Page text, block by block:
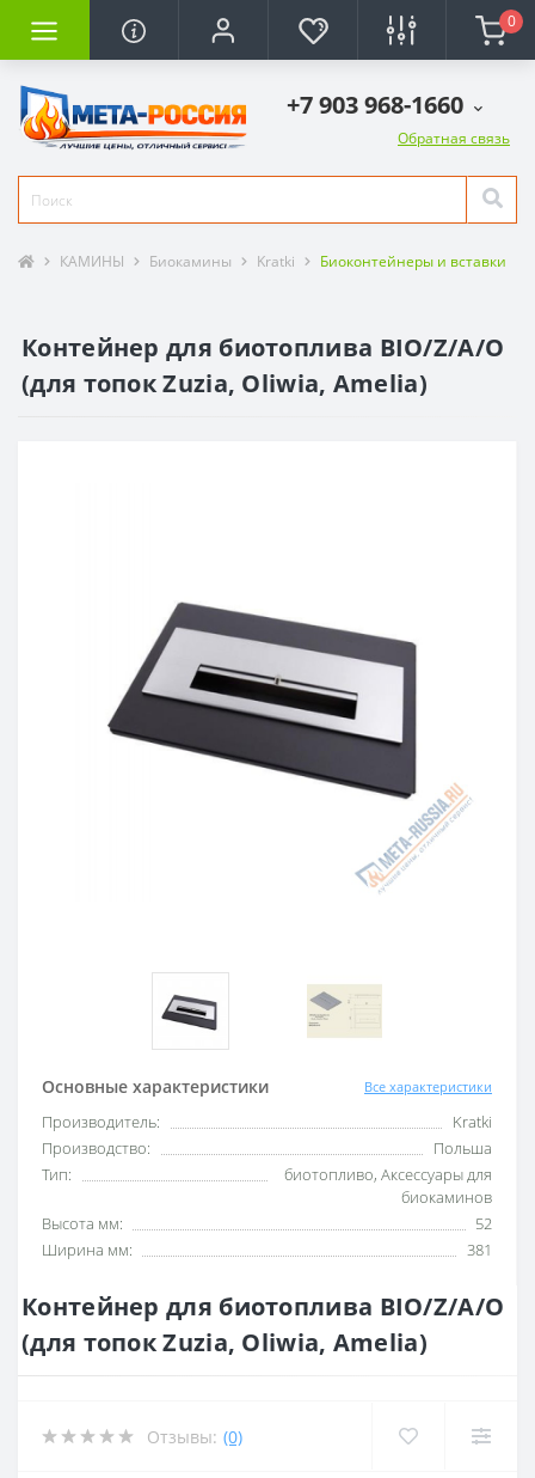
0
+7 903 968-1660
Обратная связь
КАМИНЫ Биокамины Kratki Биоконтейнеры и вставки
Контейнер для биотоплива BIO/Z/A/O
(для топок Zuzia, Oliwia, Amelia)
Основные характеристики Все характеристики
Производитель:
Kratki
Производство:
Польша
Тип:
биотопливо, Аксессуары для
биокаминов
Высота мм:
52
Ширина мм:
381
Контейнер для биотоплива BIO/Z/A/O
(для топок Zuzia, Oliwia, Amelia)
Отзывы: (0)